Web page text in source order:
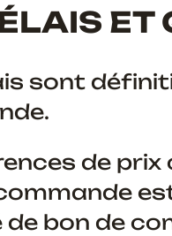
ET
sont
de
de bon de